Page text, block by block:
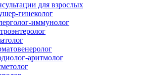
для взрослых
гинеколог
иммунолог
аритмолог